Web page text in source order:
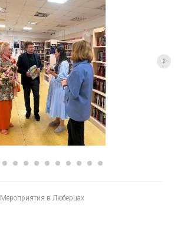
Мероприятия в Люберцах